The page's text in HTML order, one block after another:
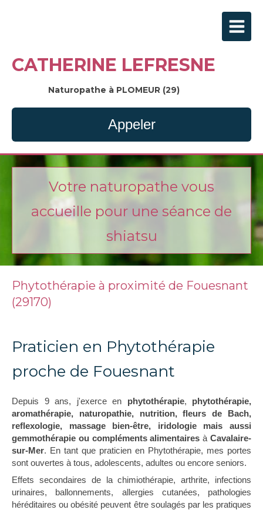
CATHERINE LEFRESNE
Naturopathe à PLOMEUR (29)
Appeler
Votre naturopathe vous
accueille pour une séance de
shiatsu
Phytothérapie à proximité de Fouesnant
(29170)
Praticien en Phytothérapie
proche de Fouesnant
Depuis 9 ans, j'exerce en phytothérapie, phytothérapie,
aromathérapie, naturopathie, nutrition, fleurs de Bach,
reflexologie, massage bien-être, iridologie mais aussi
gemmothérapie ou compléments alimentaires àCavalaire-
sur-Mer. En tant que praticien en Phytothérapie, mes portes
sont ouvertes à tous, adolescents, adultes ou encore seniors.
Effets secondaires de la chimiothérapie, arthrite, infections
urinaires, ballonnements, allergies cutanées, pathologies
héréditaires ou obésité peuvent être soulagés par les pratiques